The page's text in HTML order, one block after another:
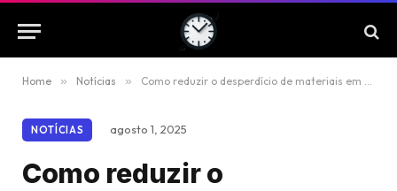
Home » Notícias » Como reduzir o desperdício de materiais em obras? Confira práticas para tornar a construção mais eficiente
NOTÍCIAS agosto 1, 2025
Como reduzir o